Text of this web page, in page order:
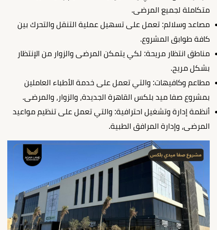
متكاملة لجميع المرضى.
مصاعد وسلالم: تعمل على تسهيل عملية التنقل والتحرك بين
كافة طوابق المشروع.
مناطق انتظار مريحة: لكي يتمكن المرضى والزوار من الإنتظار
بشكل مريح.
مطاعم وكافيهات: والتي تعمل على خدمة الأطباء العاملين
بمشروع صفا ميد بلكس القاهرة الجديدة، والزوار، والمرضى.
أنظمة إدارة وتشغيل احترافية: والتي تعمل على تنظيم مواعيد
المرضى، وإدارة المرافق الطبية.